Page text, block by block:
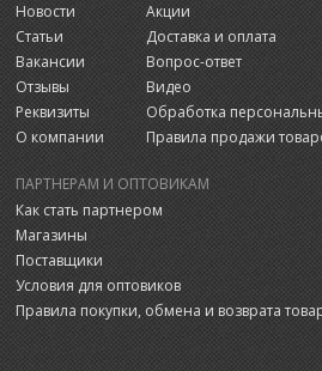
Новости
Статьи
Вакансии
Отзывы
Реквизиты
О компании
Акции
Доставка и оплата
Вопрос-ответ
Видео
Обработка
Правила продажи
ПАРТНЕРАМ И ОПТОВИКАМ
Как стать партнером
Магазины
Поставщики
Условия для оптовиков
Правила покупки, обмена и возврата